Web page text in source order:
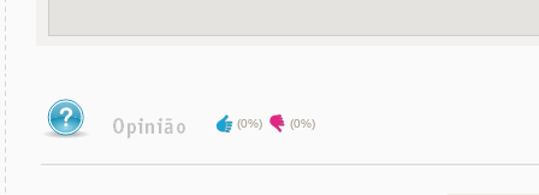
(0%) (0%)